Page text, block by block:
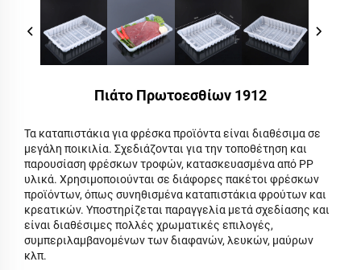
Πιάτο Πρωτοεσθίων 1912
Τα καταπιστάκια για φρέσκα προϊόντα είναι διαθέσιμα σε
μεγάλη ποικιλία. Σχεδιάζονται για την τοποθέτηση και
παρουσίαση φρέσκων τροφών, κατασκευασμένα από PP
υλικά. Χρησιμοποιούνται σε διάφορες πακέτοι φρέσκων
προϊόντων, όπως συνηθισμένα καταπιστάκια φρούτων και
κρεατικών. Υποστηρίζεται παραγγελία μετά σχεδίασης και
είναι διαθέσιμες πολλές χρωματικές επιλογές,
συμπεριλαμβανομένων των διαφανών, λευκών, μαύρων
κλπ.